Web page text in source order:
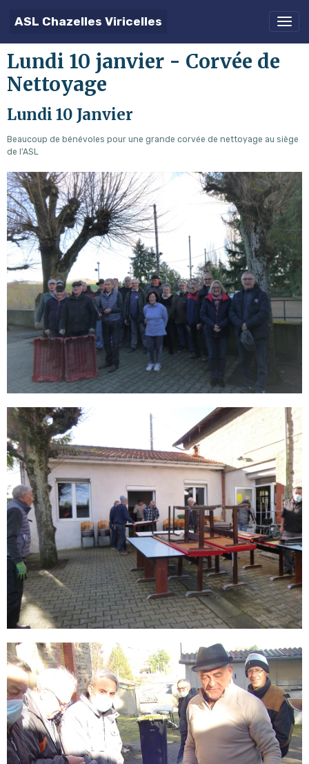
ASL Chazelles Viricelles
Lundi 10 janvier - Corvée de
Nettoyage
Lundi 10 Janvier
Beaucoup de bénévoles pour une grande corvée de nettoyage au siège
de l'ASL